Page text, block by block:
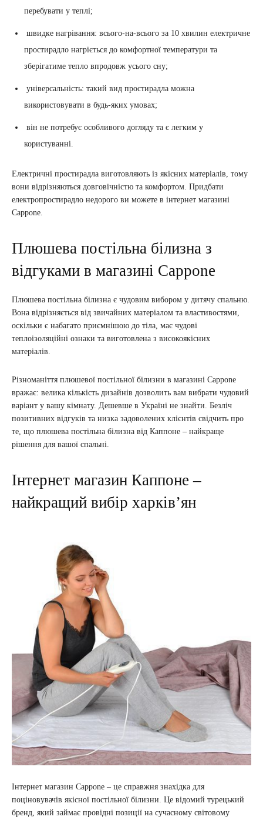
перебувати у теплі;
швидке нагрівання: всього-на-всього за 10 хвилин електричне
простирадло нагріється до комфортної температури та
зберігатиме тепло впродовж усього сну;
універсальність: такий вид простирадла можна
використовувати в будь-яких умовах;
він не потребує особливого догляду та є легким у
користуванні.
Електричні простирадла виготовляють із якісних матеріалів, тому
вони відрізняються довговічністю та комфортом. Придбати
електропростирадло недорого ви можете в інтернет магазині
Cappone.
Плюшева постільна білизна з
відгуками в магазині Cappone
Плюшева постільна білизна є чудовим вибором у дитячу спальню.
Вона відрізняється від звичайних матеріалом та властивостями,
оскільки є набагато приємнішою до тіла, має чудові
теплоізоляційні ознаки та виготовлена з високоякісних
матеріалів.
Різноманіття плюшевої постільної білизни в магазині Cappone
вражає: велика кількість дизайнів дозволить вам вибрати чудовий
варіант у вашу кімнату. Дешевше в Україні не знайти. Безліч
позитивних відгуків та низка задоволених клієнтів свідчить про
те, що плюшева постільна білизна від Каппоне – найкраще
рішення для вашої спальні.
Інтернет магазин Каппоне –
найкращий вибір харків’ян
Інтернет магазин Cappone – це справжня знахідка для
поціновувачів якісної постільної білизни. Це відомий турецький
бренд, який займає провідні позиції на сучасному світовому